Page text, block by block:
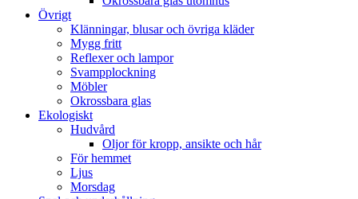
Övrigt
Klänningar, blusar och övriga kläder
Mygg fritt
Reflexer och lampor
Svampplockning
Möbler
Okrossbara glas
Ekologiskt
Hudvård
Oljor för kropp, ansikte och hår
För hemmet
Ljus
Morsdag